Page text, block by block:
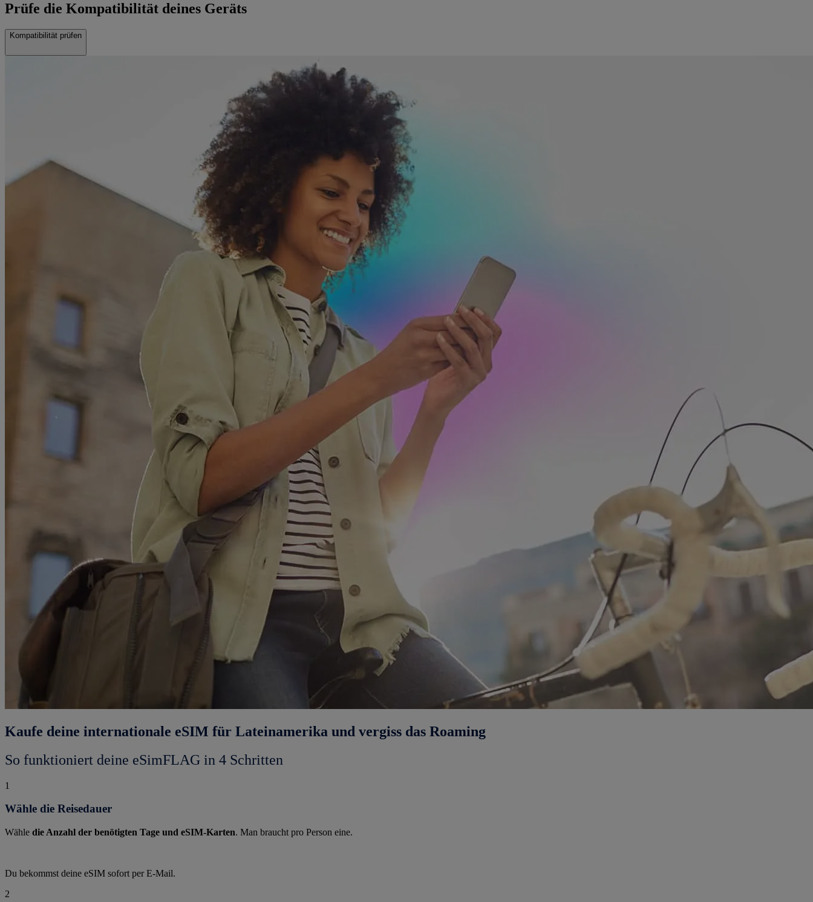
Prüfe die Kompatibilität deines Geräts
Kompatibilität prüfen
Kaufe deine internationale eSIM für Lateinamerika und vergiss das Roaming
So funktioniert deine eSimFLAG in 4 Schritten
1
Wähle die Reisedauer
Wähle die Anzahl der benötigten Tage und eSIM-Karten. Man braucht pro Person eine.
Du bekommst deine eSIM sofort per E-Mail.
2